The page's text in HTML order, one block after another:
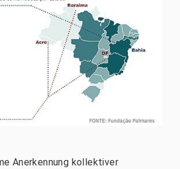
Anerkennung kollektiver